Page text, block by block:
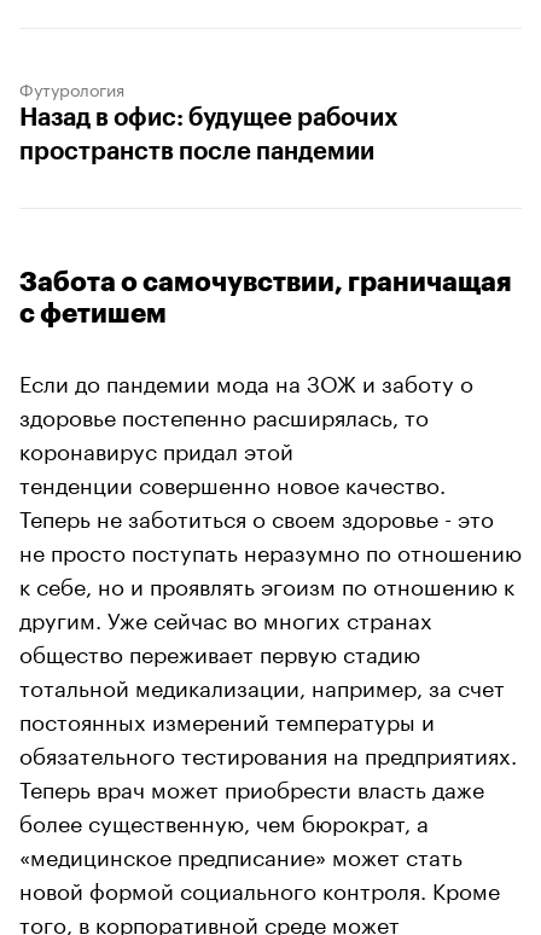
Футурология
Назад в офис: будущее рабочих
пространств после пандемии
Забота о самочувствии, граничащая
с фетишем
Если до пандемии мода на ЗОЖ и заботу о
здоровье постепенно расширялась, то
коронавирус придал этой
тенденции совершенно новое качество.
Теперь не заботиться о своем здоровье - это
не просто поступать неразумно по отношению
к себе, но и проявлять эгоизм по отношению к
другим. Уже сейчас во многих странах
общество переживает первую стадию
тотальной медикализации, например, за счет
постоянных измерений температуры и
обязательного тестирования на предприятиях.
Теперь врач может приобрести власть даже
более существенную, чем бюрократ, а
«медицинское предписание» может стать
новой формой социального контроля. Кроме
того, в корпоративной среде может